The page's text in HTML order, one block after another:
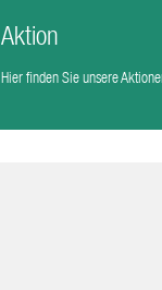
Aktion
Hier finden Sie unsere